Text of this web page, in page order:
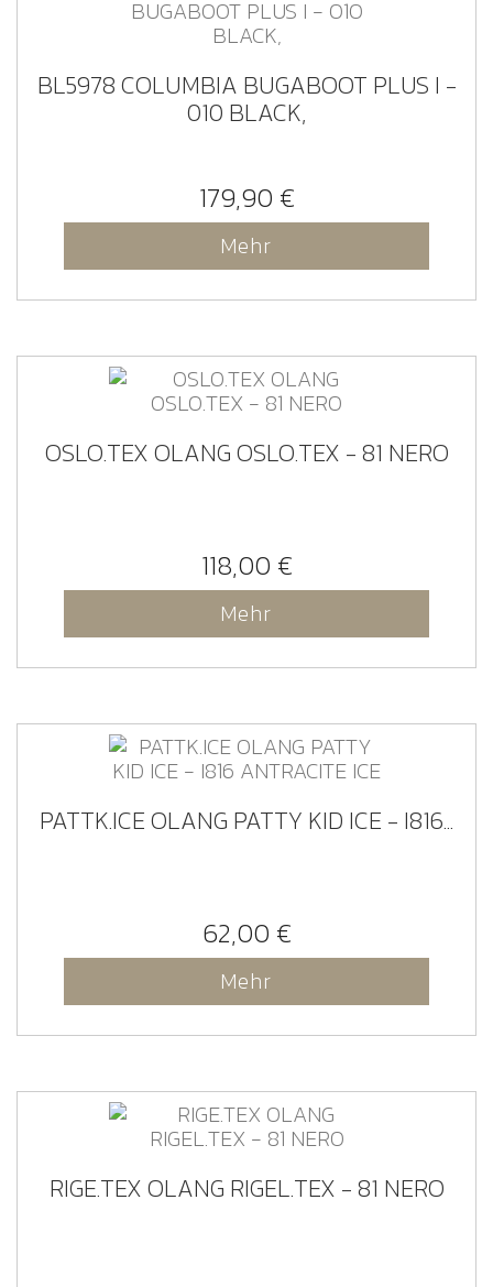
BL5978 COLUMBIA BUGABOOT PLUS I -
010 BLACK,
179,90 €
Mehr
OSLO.TEX OLANG OSLO.TEX - 81 NERO
118,00 €
Mehr
PATTK.ICE OLANG PATTY KID ICE - I816...
62,00 €
Mehr
RIGE.TEX OLANG RIGEL.TEX - 81 NERO